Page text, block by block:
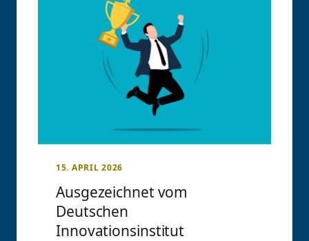
15. APRIL 2026
Ausgezeichnet vom
Deutschen
Innovationsinstitut